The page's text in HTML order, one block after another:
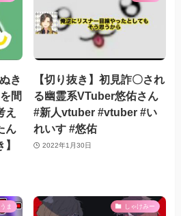
き
間
え
ん
【切り抜き】初見詐〇され
る幽霊系VTuber悠佑さん
#新人vtuber #vtuber #い
れいす #悠佑
2022年1月30日
ま しゃけみー